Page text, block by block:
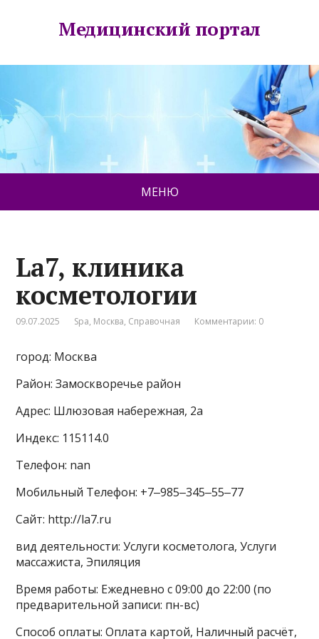
Медицинский портал
МЕНЮ
La7, клиника
косметологии
09.07.2025 Spa, Москва, Справочная Комментарии: 0
город: Москва
Район: Замоскворечье район
Адрес: Шлюзовая набережная, 2а
Индекс: 115114.0
Телефон: nan
Мобильный Телефон: +7‒985‒345‒55‒77
Сайт: http://la7.ru
вид деятельности: Услуги косметолога, Услуги
массажиста, Эпиляция
Время работы: Ежедневно с 09:00 до 22:00 (по
предварительной записи: пн-вс)
Способ оплаты: Оплата картой, Наличный расчёт,